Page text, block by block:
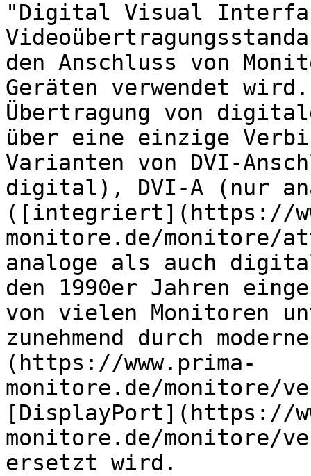
"Digital Visual
den Anschluss von
Geräten verwendet
Übertragung von
über eine einzige
Varianten von DVI-
digital), DVI-A (nur
([integriert](https://
monitore.de/monitore/
analoge als auch
den 1990er Jahren
von vielen Monitoren
zunehmend durch
(https://www.prima-
monitore.de/monitore/
[DisplayPort](https://
monitore.de/monitore/
ersetzt wird.